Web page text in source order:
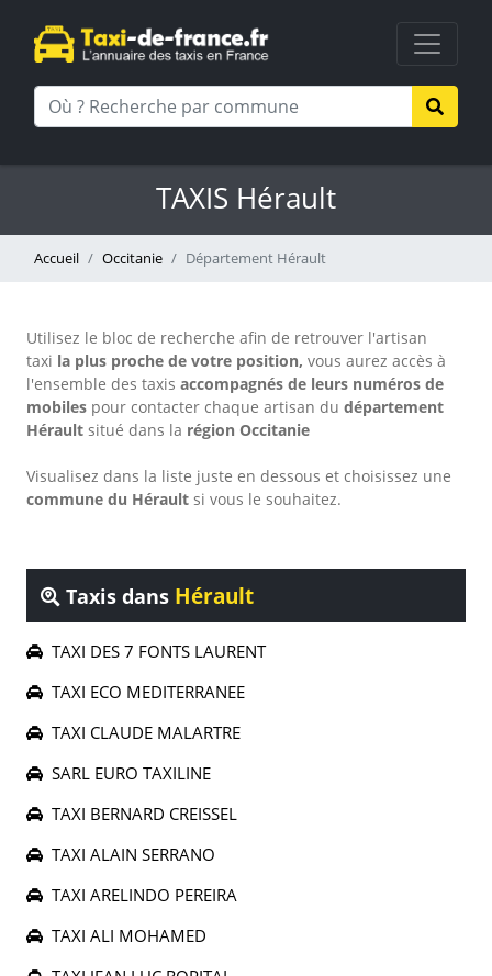
TAXIS Hérault
Accueil Occitanie Département Hérault
Utilisez le bloc de recherche afin de retrouver l'artisan
taxi la plus proche de votre position, vous aurez accès à
l'ensemble des taxis accompagnés de leurs numéros de
mobiles pour contacter chaque artisan du département
Hérault situé dans la région Occitanie
Visualisez dans la liste juste en dessous et choisissez une
commune du Hérault si vous le souhaitez.
Taxis dans Hérault
TAXI DES 7 FONTS LAURENT
TAXI ECO MEDITERRANEE
TAXI CLAUDE MALARTRE
SARL EURO TAXILINE
TAXI BERNARD CREISSEL
TAXI ALAIN SERRANO
TAXI ARELINDO PEREIRA
TAXI ALI MOHAMED